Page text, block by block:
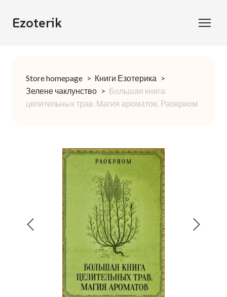
Ezoterik
Store homepage
Книги Езотерика
Зелене чаклунство
Большая книга
целительных трав. Магия ароматов. Раокриом